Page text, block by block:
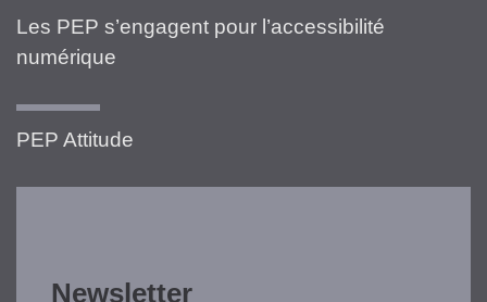
Les PEP s’engagent pour l’accessibilité
numérique
PEP Attitude
Newsletter